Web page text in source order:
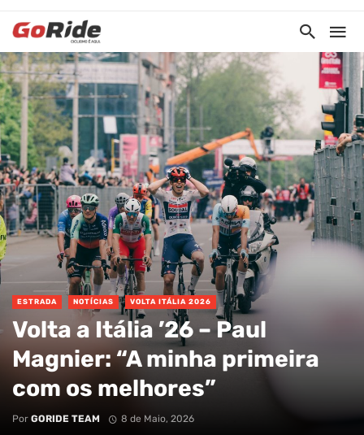
ESTRADA NOTÍCIAS VOLTA ITÁLIA 2026
Volta a Itália ’26 – Paul
Magnier: “A minha primeira
com os melhores”
Por GORIDE TEAM 8 de Maio, 2026